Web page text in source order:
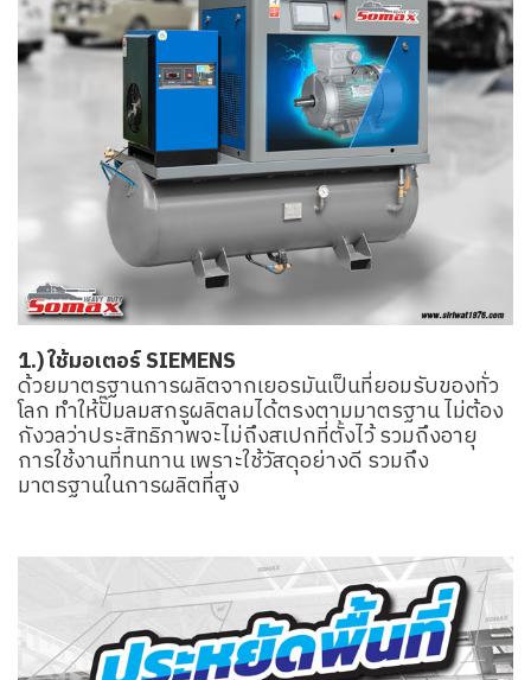
1.) ใช้มอเตอร์ SIEMENS
ด้วยมาตรฐานการผลิตจากเยอรมันเป็นที่ยอมรับของทั่ว
โลก ทำให้ปั๊มลมสกรูผลิตลมได้ตรงตามมาตรฐาน ไม่ต้อง
กังวลว่าประสิทธิภาพจะไม่ถึงสเปกที่ตั้งไว้ รวมถึงอายุ
การใช้งานที่ทนทาน เพราะใช้วัสดุอย่างดี รวมถึง
มาตรฐานในการผลิตที่สูง